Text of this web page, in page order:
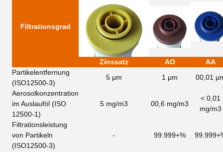
Filtrationsgrad
Zinssatz AO
AA
Partikelentfernung
(ISO12500-3)
5 μm 1 μm
00,01
Aerosolkonzentration
im Auslauföl (ISO
12500-1)
5 mg/m3 00,6 mg/m3
< 0,01
mg/m3
Filtrationsleistung
von Partikeln
(ISO12500-3)
- 99.999+%